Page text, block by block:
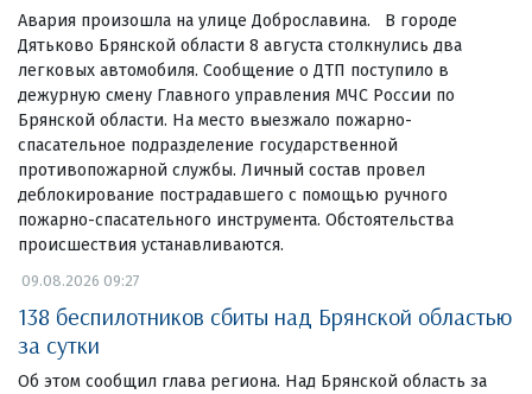
Авария произошла на улице Доброславина. В городе
Дятьково Брянской области 8 августа столкнулись два
легковых автомобиля. Сообщение о ДТП поступило в
дежурную смену Главного управления МЧС России по
Брянской области. На место выезжало пожарно-
спасательное подразделение государственной
противопожарной службы. Личный состав провел
деблокирование пострадавшего с помощью ручного
пожарно-спасательного инструмента. Обстоятельства
происшествия устанавливаются.
09.08.2026 09:27
138 беспилотников сбиты над Брянской областью
за сутки
Об этом сообщил глава региона. Над Брянской область за